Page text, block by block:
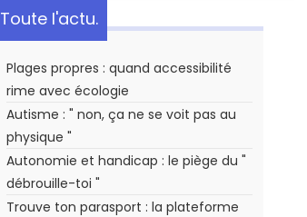
Toute l'actu.
Plages propres : quand accessibilité
rime avec écologie
Autisme : " non, ça ne se voit pas au
physique "
Autonomie et handicap : le piège du "
débrouille-toi "
Trouve ton parasport : la plateforme